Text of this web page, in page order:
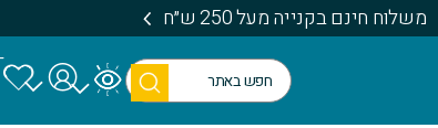
משלוח חינם בקנייה מעל 250 ש״ח
חיפו
ש